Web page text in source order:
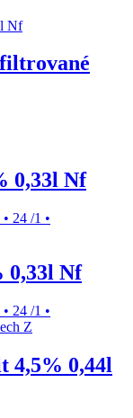
0,33l Nf
• 24 /1 •
0,33l Nf
• 24 /1 •
4,5% 0,44l